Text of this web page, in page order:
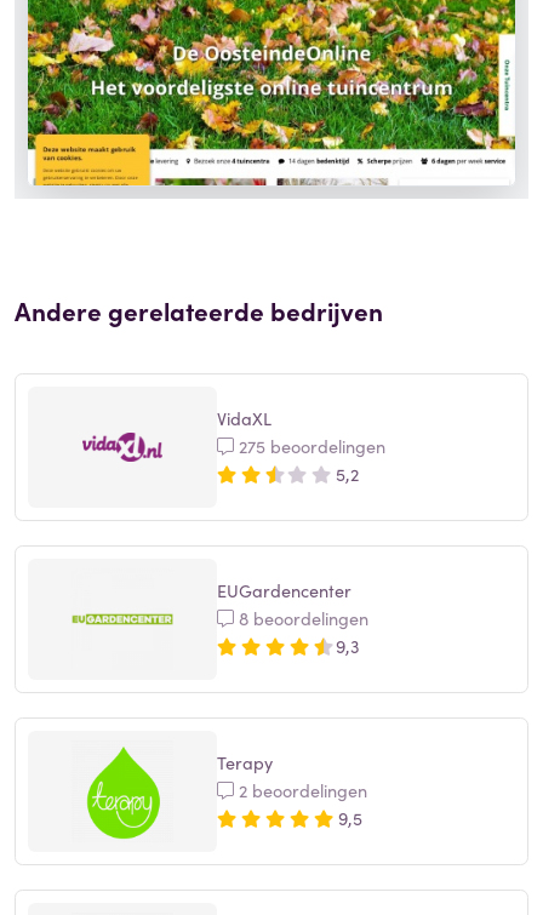
Andere gerelateerde bedrijven
VidaXL
275 beoordelingen
5,2
EUGardencenter
8 beoordelingen
9,3
Terapy
2 beoordelingen
9,5